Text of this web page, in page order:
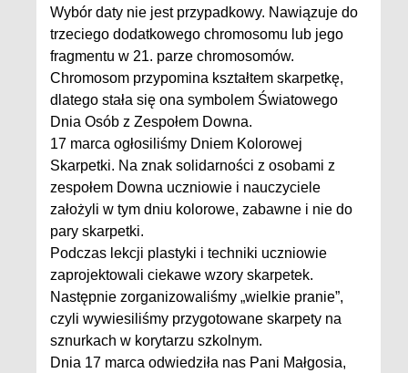
Wybór daty nie jest przypadkowy. Nawiązuje do
trzeciego dodatkowego chromosomu lub jego
fragmentu w 21. parze chromosomów.
Chromosom przypomina kształtem skarpetkę,
dlatego stała się ona symbolem Światowego
Dnia Osób z Zespołem Downa.
17 marca ogłosiliśmy Dniem Kolorowej
Skarpetki. Na znak solidarności z osobami z
zespołem Downa uczniowie i nauczyciele
założyli w tym dniu kolorowe, zabawne i nie do
pary skarpetki.
Podczas lekcji plastyki i techniki uczniowie
zaprojektowali ciekawe wzory skarpetek.
Następnie zorganizowaliśmy „wielkie pranie”,
czyli wywiesiliśmy przygotowane skarpety na
sznurkach w korytarzu szkolnym.
Dnia 17 marca odwiedziła nas Pani Małgosia,